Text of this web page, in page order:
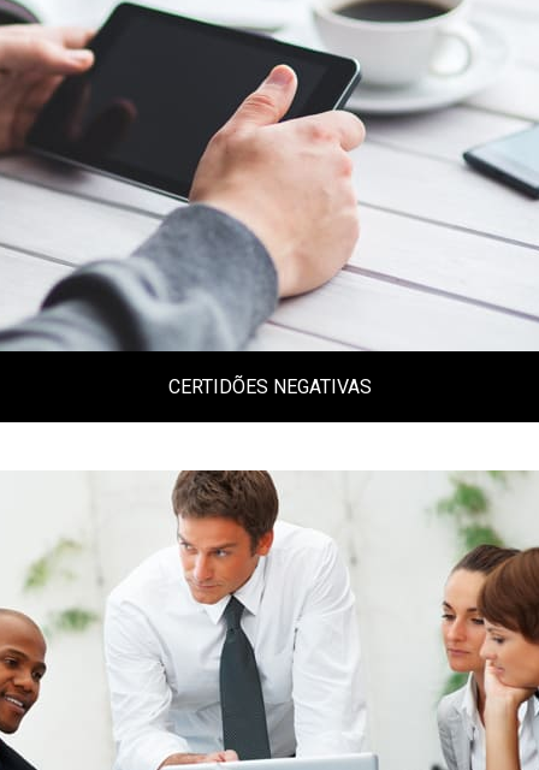
Diversas certidões da receita federal,
certidões estaduais e de vários municípios
do Brasil.
Clique aqui
CERTIDÕES NEGATIVAS